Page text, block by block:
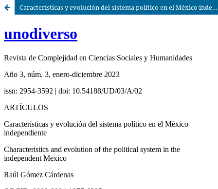
Características y evolución del sistema político en el México independiente